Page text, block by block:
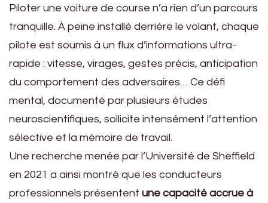
Piloter une voiture de course n’a rien d’un parcours
tranquille. À peine installé derrière le volant, chaque
pilote est soumis à un flux d’informations ultra-
rapide : vitesse, virages, gestes précis, anticipation
du comportement des adversaires… Ce défi
mental, documenté par plusieurs études
neuroscientifiques, sollicite intensément l’attention
sélective et la mémoire de travail.
Une recherche menée par l’Université de Sheffield
en 2021 a ainsi montré que les conducteurs
professionnels présentent une capacité accrue à